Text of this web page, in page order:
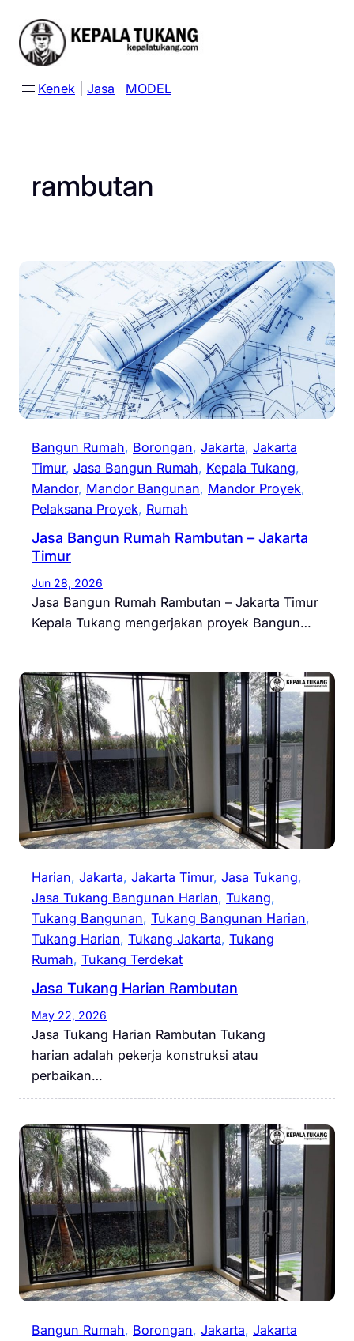
content
Kenek Jasa MODEL
rambutan
Bangun Rumah, Borongan, Jakarta, Jakarta
Timur, Jasa Bangun Rumah, Kepala Tukang
Mandor, Mandor Bangunan, Mandor Proyek
Pelaksana Proyek, Rumah
Jasa Bangun Rumah Rambutan – Jakarta
Timur
Jun 28, 2026
Jasa Bangun Rumah Rambutan – Jakarta Timur
Kepala Tukang mengerjakan proyek Bangun…
Harian, Jakarta, Jakarta Timur, Jasa Tukang
Jasa Tukang Bangunan Harian, Tukang
Tukang Bangunan, Tukang Bangunan Harian
Tukang Harian, Tukang Jakarta, Tukang
Rumah, Tukang Terdekat
Jasa Tukang Harian Rambutan
May 22, 2026
Jasa Tukang Harian Rambutan Tukang
harian adalah pekerja konstruksi atau
perbaikan…
Bangun Rumah, Borongan, Jakarta, Jakarta